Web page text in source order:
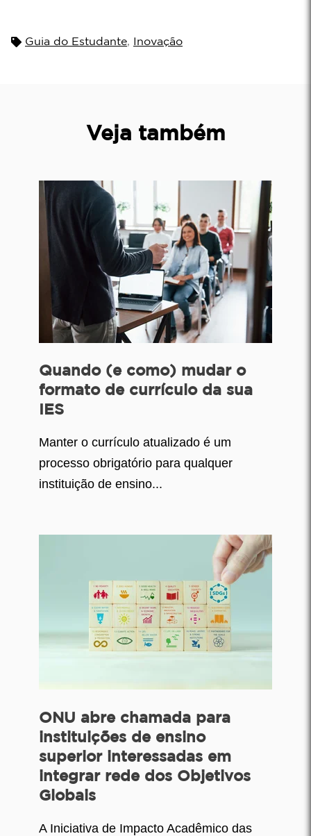
Guia do Estudante, Inovação
Veja também
Quando (e como) mudar o
formato de currículo da sua
IES
Manter o currículo atualizado é um
processo obrigatório para qualquer
instituição de ensino...
ONU abre chamada para
instituições de ensino
superior interessadas em
integrar rede dos Objetivos
Globais
A Iniciativa de Impacto Acadêmico das